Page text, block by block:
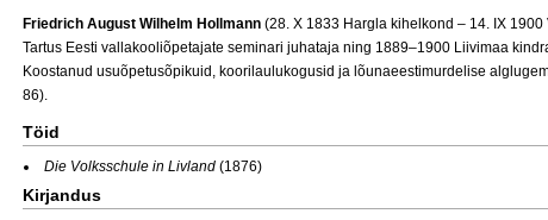
Friedrich August Wilhelm Hollmann (28. X 1833 Hargla kihelkond – 14. IX
Tartus Eesti vallakooliõpetajate seminari juhataja ning 1889–1900 Liivimaa
Koostanud usuõpetusõpikuid, koorilaulukogusid ja lõunaeestimurdelise
86).
Töid
Die Volksschule in Livland (1876)
Kirjandus